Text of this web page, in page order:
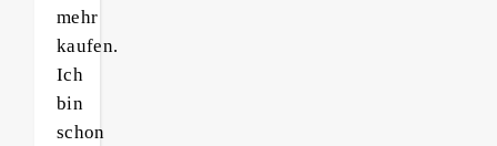
mehr
kaufen.
Ich
bin
schon